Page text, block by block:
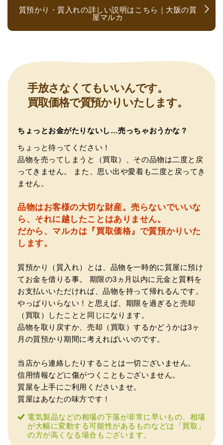
（大阪府大阪市）とても宝石に詳しく、また中古市場の仕
組みもお教えいただけ嬉しかったです。鑑別も素早く驚き
ました。宜しくお願いいたします。(楽器等、様々なジャン
ルに詳しいの流石の一言に尽きます)
（大阪府門真市）他店ではメール見積もりの時点で数千
円〜1万程度の見積もりでしたが、こちらのメールでの見積
もりは倍以上ちがうので利用させて頂きました。 対応も丁
寧で良かったです。
（大阪市東淀川区）出来るだけ安く買取られるのかな…?と
いう不安が最初は有りましたが、面倒な営業トークも一切
質預かり・質入れの詳しい説明はこちら｜大阪の質
屋マルカ
手放さなくてもいいんです。
買取価格で質預かりいたします。
ちょっとお金がたりないし…売っちゃおうかな？
ちょっと待ってください！
品物を売ってしまうと（買取）、その品物は二度と戻
ってきません。
また、思い出や愛着も二度と戻ってき
ません。
品物はお客様の大切な財産。売らないでいいな
ら、それに越したことはありません。
だから、マルカは『買取価格』で質預かりいた
します。
質預かり（質入れ）とは、品物を一時的に質屋に預け
てお金を借りる事。
期限の3ヵ月以内に元金と質料を
お支払いいただければ、品物を持って帰れるんです。
やっぱりいらない！と思えば、期限を過ぎると売却
（買取）したことと同じになります。
品物を取り戻すか、売却（買取）するかどうかは3ヶ
月の質預かり期間に考えればいいのです。
当店から連絡したりすることは一切ございません。
信用情報などに傷がつくこともございません。
質屋を上手にご利用くださいませ。
質屋はあなたの味方です！
電気製品などの相場の下落が非常に早いもの、相場
が大幅に変動する可能性があるものなどは「買取」
の方が高くなる場合もございます。